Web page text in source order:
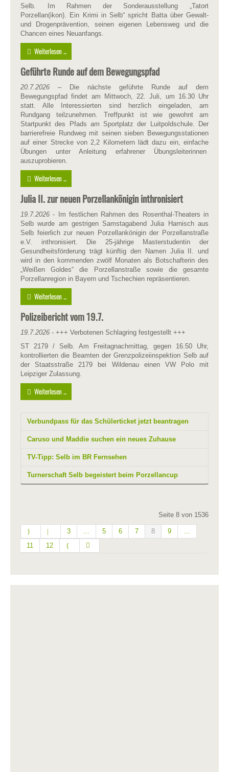
Selb. Im Rahmen der Sonderausstellung „Tatort
Porzellan(ikon). Ein Krimi in Selb“ spricht Batta über Gewalt-
und Drogenprävention, seinen eigenen Lebensweg und die
Chancen eines Neuanfangs.
Weiterlesen ...
Geführte Runde auf dem Bewegungspfad
20.7.2026 – Die nächste geführte Runde auf dem
Bewegungspfad findet am Mittwoch, 22. Juli, um 16.30 Uhr
statt. Alle Interessierten sind herzlich eingeladen, am
Rundgang teilzunehmen. Treffpunkt ist wie gewohnt am
Startpunkt des Pfads am Sportplatz der Luitpoldschule. Der
barrierefreie Rundweg mit seinen sieben Bewegungsstationen
auf einer Strecke von 2,2 Kilometern lädt dazu ein, einfache
Übungen unter Anleitung erfahrener Übungsleiterinnen
auszuprobieren.
Weiterlesen ...
Julia II. zur neuen Porzellankönigin inthronisiert
19.7.2026 - Im festlichen Rahmen des Rosenthal-Theaters in
Selb wurde am gestrigen Samstagabend Julia Harnisch aus
Selb feierlich zur neuen Porzellankönigin der Porzellanstraße
e.V. inthronisiert. Die 25-jährige Masterstudentin der
Gesundheitsförderung trägt künftig den Namen Julia II. und
wird in den kommenden zwölf Monaten als Botschafterin des
„Weißen Goldes“ die Porzellanstraße sowie die gesamte
Porzellanregion in Bayern und Tschechien repräsentieren.
Weiterlesen ...
Polizeibericht vom 19.7.
19.7.2026 - +++ Verbotenen Schlagring festgestellt +++
ST 2179 / Selb. Am Freitagnachmittag, gegen 16.50 Uhr,
kontrollierten die Beamten der Grenzpolizeiinspektion Selb auf
der Staatsstraße 2179 bei Wildenau einen VW Polo mit
Leipziger Zulassung.
Weiterlesen ...
Verbundpass für das Schülerticket jetzt beantragen
Caruso und Maddie suchen ein neues Zuhause
TV-Tipp: Selb im BR Fernsehen
Turnerschaft Selb begeistert beim Porzellancup
Seite 8 von 1536
3 5 6 7 8 9
11
12